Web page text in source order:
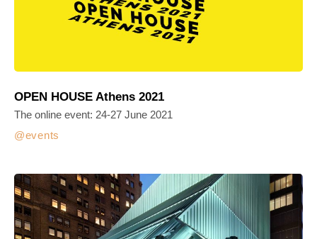
OPEN HOUSE Athens 2021
events
The online event: 24-27 June 2021